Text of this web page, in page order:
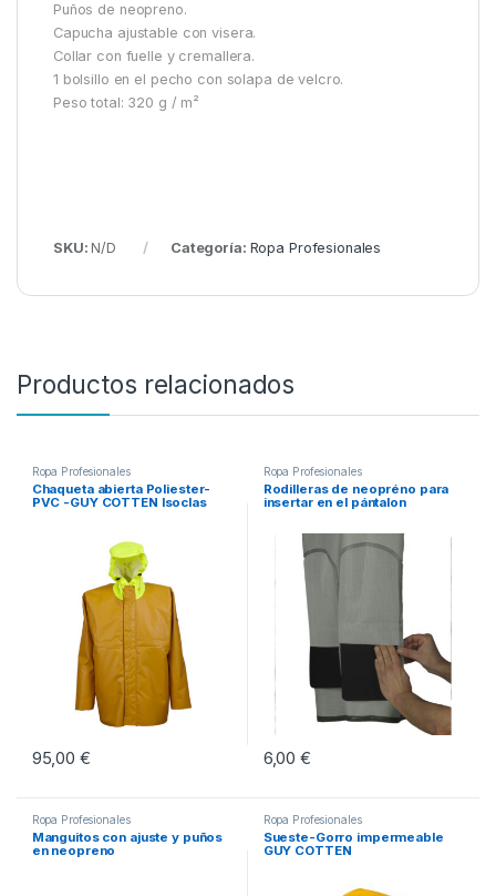
Puños de neopreno.
Capucha ajustable con visera.
Collar con fuelle y cremallera.
1 bolsillo en el pecho con solapa de velcro.
Peso total: 320 g / m²
SKU:N/D Categoría: Ropa Profesionales
Productos relacionados
Ropa Profesionales
Chaqueta abierta Poliester-
PVC -GUY COTTEN Isoclas
95,00 €
Ropa Profesionales
Rodilleras de neopréno para
insertar en el pántalon
6,00€
Ropa Profesionales
Manguitos con ajuste y puños
en neopreno
Ropa Profesionales
Sueste-Gorro impermeable
GUY COTTEN